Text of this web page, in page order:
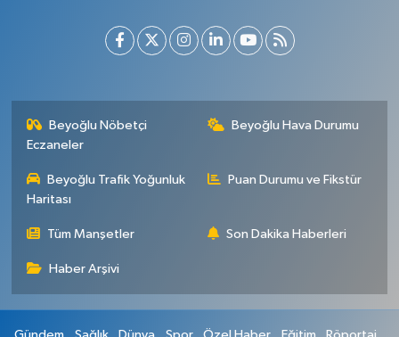
Beyoğlu Nöbetçi
Eczaneler
Beyoğlu Hava Durumu
Beyoğlu Trafik Yoğunluk
Haritası
Puan Durumu ve Fikstür
Tüm Manşetler Son Dakika Haberleri
Haber Arşivi